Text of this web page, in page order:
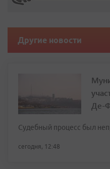
Другие новости
Де-
Судебный процесс был
сегодня, 12:48